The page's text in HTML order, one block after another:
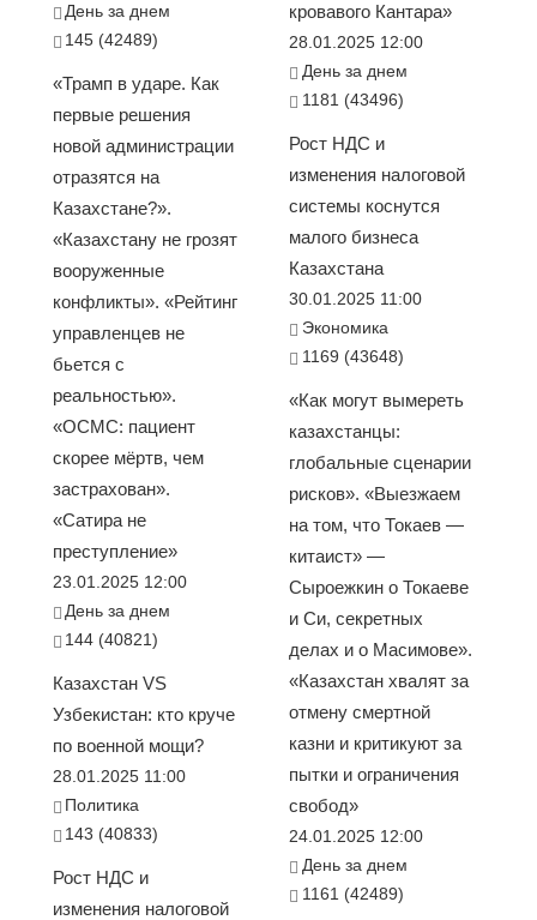
День за днем
145 (42489)
«Трамп в ударе. Как
первые решения
новой администрации
отразятся на
Казахстане?».
«Казахстану не грозят
вооруженные
конфликты». «Рейтинг
управленцев не
бьется с
реальностью».
«ОСМС: пациент
скорее мёртв, чем
застрахован».
«Сатира не
преступление»
23.01.2025 12:00
День за днем
144 (40821)
Казахстан VS
Узбекистан: кто круче
по военной мощи?
28.01.2025 11:00
Политика
143 (40833)
Рост НДС и
изменения налоговой
кровавого Кантара»
28.01.2025 12:00
День за днем
1181 (43496)
Рост НДС и
изменения налоговой
системы коснутся
малого бизнеса
Казахстана
30.01.2025 11:00
Экономика
1169 (43648)
«Как могут вымереть
казахстанцы:
глобальные сценарии
рисков». «Выезжаем
на том, что Токаев —
китаист» —
Сыроежкин о Токаеве
и Си, секретных
делах и о Масимове».
«Казахстан хвалят за
отмену смертной
казни и критикуют за
пытки и ограничения
свобод»
24.01.2025 12:00
День за днем
1161 (42489)